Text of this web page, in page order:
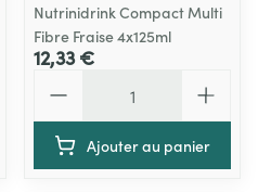
Nutrinidrink Compact Multi
Fibre Fraise 4x125ml
12,33 €
Ajouter au panier